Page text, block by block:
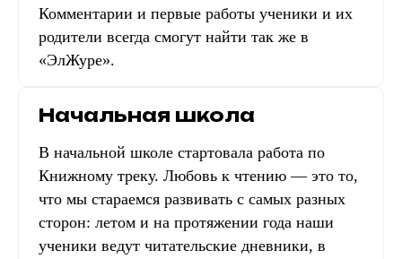
Комментарии и первые работы ученики и их
родители всегда смогут найти так же в
«ЭлЖуре».
Начальная школа
В начальной школе стартовала работа по
Книжному треку. Любовь к чтению — это то,
что мы стараемся развивать с самых разных
сторон: летом и на протяжении года наши
ученики ведут читательские дневники, в